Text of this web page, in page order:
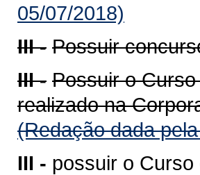
05/07/2018)
III - Possuir
III - Possuir o
realizado na
(Redação dada
III - possuir o